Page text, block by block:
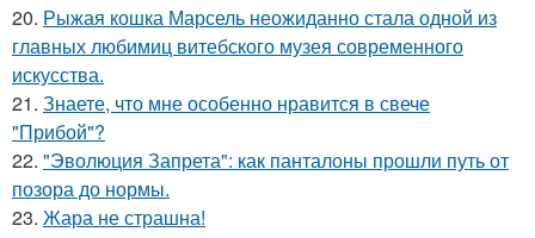
20. Рыжая кошка Марсель неожиданно стала одной из
главных любимиц витебского музея современного
искусства.
21. Знаете, что мне особенно нравится в свече
"Прибой"?
22. "Эволюция Запрета": как панталоны прошли путь от
позора до нормы.
23. Жара не страшна!